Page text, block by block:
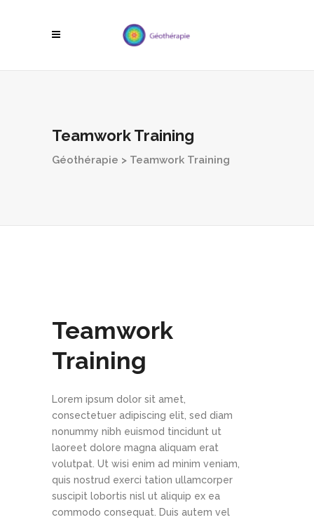
Teamwork Training
Géothérapie > Teamwork Training
Teamwork
Training
Lorem ipsum dolor sit amet,
consectetuer adipiscing elit, sed diam
nonummy nibh euismod tincidunt ut
laoreet dolore magna aliquam erat
volutpat. Ut wisi enim ad minim veniam,
quis nostrud exerci tation ullamcorper
suscipit lobortis nisl ut aliquip ex ea
commodo consequat. Duis autem vel